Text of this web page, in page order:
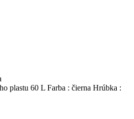
plastu 60 L Farba : čierna Hrúbka :